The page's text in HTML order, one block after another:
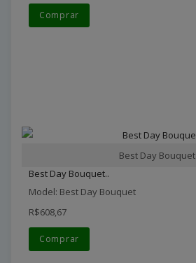
Comprar
Best Day Bouquet
Best Day Bouquet..
Model: Best Day Bouquet
R$608,67
Comprar